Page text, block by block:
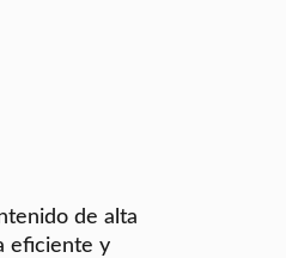
de alta
eficiente y